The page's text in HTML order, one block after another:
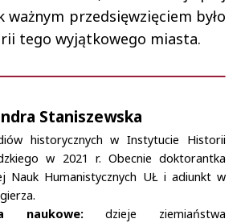
ważnym przedsięwzięciem było
tego wyjątkowego miasta.
Staniszewska
historycznych w Instytucie Historii
w 2021 r. Obecnie doktorantka
Nauk Humanistycznych UŁ i adiunkt w
naukowe:dzieje ziemiaństwa